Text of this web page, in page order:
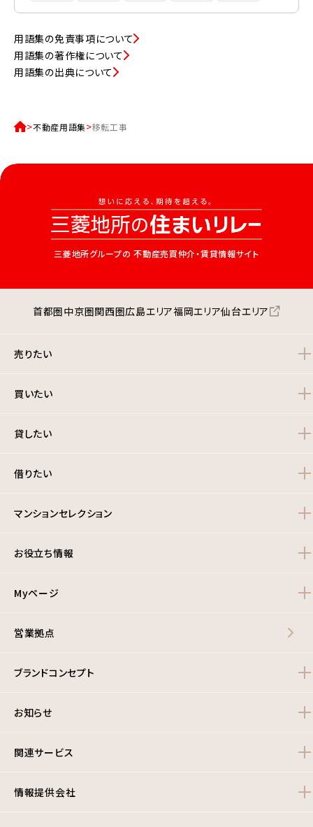
用語集の免責事項について
用語集の著作権について
用語集の出典について
不動産用語集 移転工事
三菱地所グループの 不動産売買仲介・賃貸情報サイト
首都圏中京圏関西圏広島エリア福岡エリア仙台エリア
売りたい
買いたい
貸したい
借りたい
マンションセレクション
お役立ち情報
Myページ
営業拠点
ブランドコンセプト
お知らせ
関連サービス
情報提供会社